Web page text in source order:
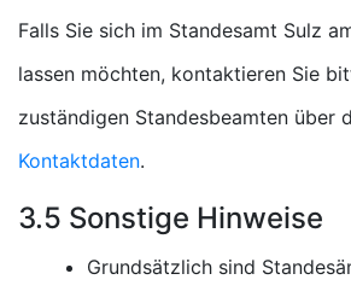
Falls Sie sich im Standesamt Sulz
lassen möchten, kontaktieren Sie
zuständigen Standesbeamten über
Kontaktdaten.
3.5 Sonstige Hinweise
Grundsätzlich sind